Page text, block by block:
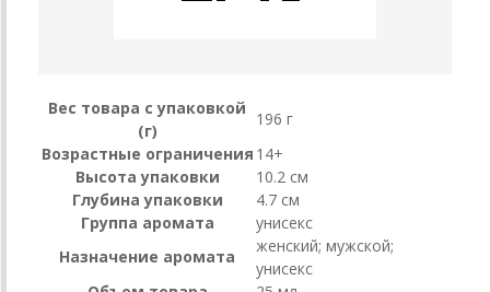
Вес товара с упаковкой
(г)
196 г
Возрастные ограничения 14+
Высота упаковки
10.2 см
Глубина упаковки
4.7 см
Группа аромата
унисекс
Назначение аромата
женский; мужской;
унисекс